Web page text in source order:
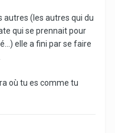
autres (les autres qui du
qui se prennait pour
elle a fini par se faire
où tu es comme tu